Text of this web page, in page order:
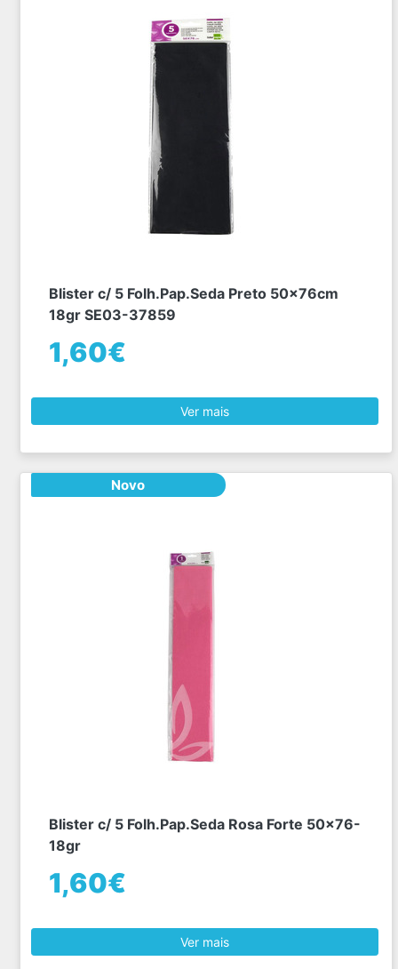
Blister c/ 5 Folh.Pap.Seda Preto 50x76cm
18gr SE03-37859
1,60€
Ver mais
Novo
Blister c/ 5 Folh.Pap.Seda Rosa Forte 50x76-
18gr
1,60€
Ver mais